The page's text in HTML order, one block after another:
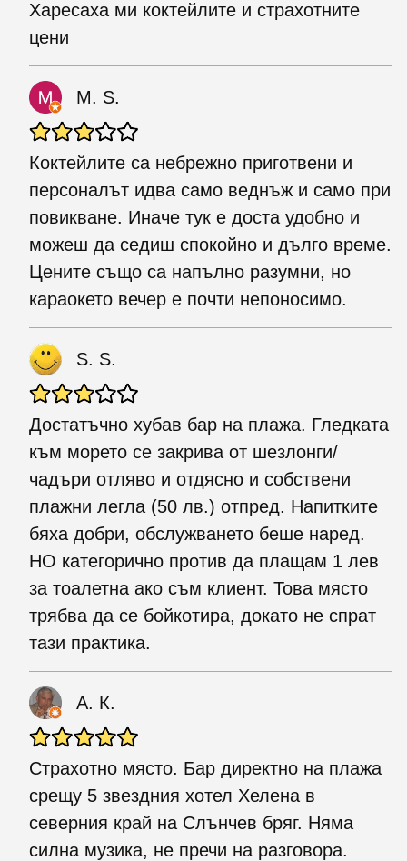
Харесаха ми коктейлите и страхотните
цени
M. S.
Коктейлите са небрежно приготвени и
персоналът идва само веднъж и само при
повикване. Иначе тук е доста удобно и
можеш да седиш спокойно и дълго време.
Цените също са напълно разумни, но
караокето вечер е почти непоносимо.
S. S.
Достатъчно хубав бар на плажа. Гледката
към морето се закрива от шезлонги/
чадъри отляво и отдясно и собствени
плажни легла (50 лв.) отпред. Напитките
бяха добри, обслужването беше наред.
НО категорично против да плащам 1 лев
за тоалетна ако съм клиент. Това място
трябва да се бойкотира, докато не спрат
тази практика.
А. К.
Страхотно място. Бар директно на плажа
срещу 5 звездния хотел Хелена в
северния край на Слънчев бряг. Няма
силна музика, не пречи на разговора.